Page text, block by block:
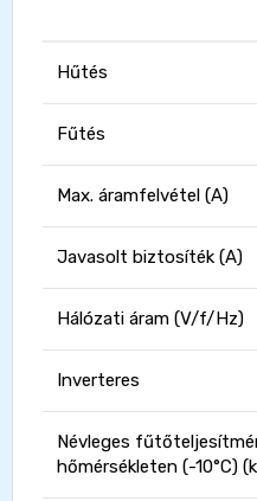
Hűtés
Fűtés
Max. áramfelvétel (A)
Javasolt biztosíték (A)
Hálózati áram (V/f/Hz)
Inverteres
Névleges
hőmérsékleten (-10°C)